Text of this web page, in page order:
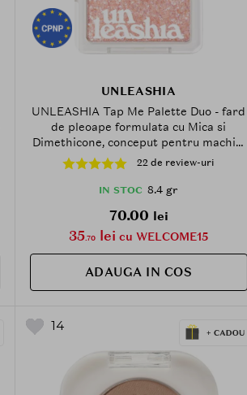
UNLEASHIA
UNLEASHIA Tap Me Palette Duo - fard
de pleoape formulata cu Mica si
Dimethicone, conceput pentru machiaj
de ochi rapid si versatil, cu o nuanta
mata si o nuanta glitter - 8.4 gr - No.1
Pitapat
22 de review-uri
IN STOC 8.4 gr
70.00 lei
35.70 lei cu WELCOME15
ADAUGA IN COS
14